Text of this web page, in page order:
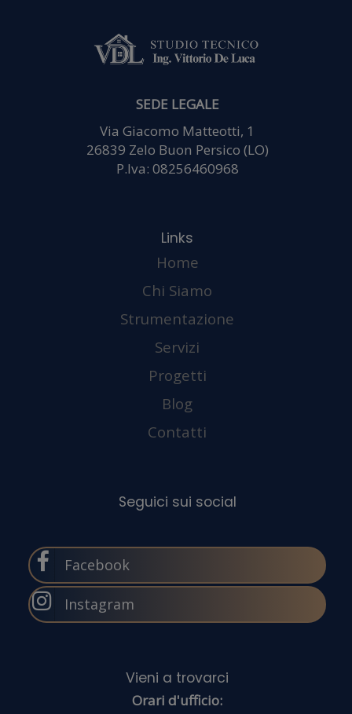
SEDE LEGALE
Via Giacomo Matteotti, 1
26839 Zelo Buon Persico (LO)
P.Iva: 08256460968
Home
Chi Siamo
Strumentazione
Servizi
Progetti
Blog
Contatti
Facebook
Instagram
Orari d'ufficio: